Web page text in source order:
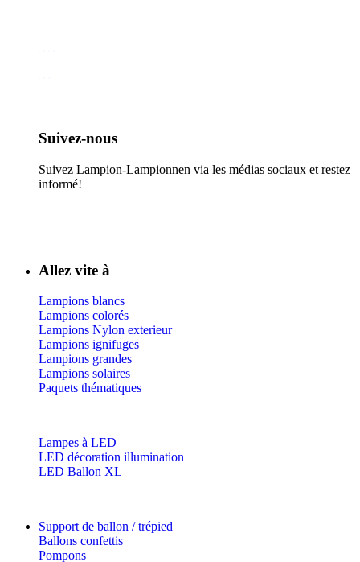
Suivez-nous​
Suivez Lampion-Lampionnen via les médias sociaux et restez
informé!
Allez vite à
Lampions blancs
Lampions colorés
Lampions Nylon exterieur
Lampions ignifuges
Lampions grandes
Lampions solaires
Paquets thématiques
Lampes à LED
LED décoration illumination
LED Ballon XL
Support de ballon / trépied
Ballons confettis
Pompons